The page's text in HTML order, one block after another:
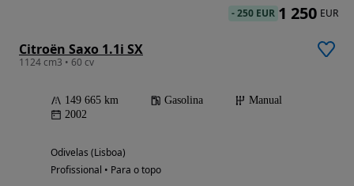
Citroën Saxo 1.1i SX
1124 cm3 • 60 cv
149 665 km Gasolina
Manual
2002
Odivelas (Lisboa)
Profissional • Para o topo
-250 EUR 1 250 EUR